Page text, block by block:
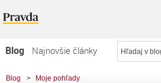
Blog
Najnovšie články
Najčítanejšie články
Blog > Moje pohľady